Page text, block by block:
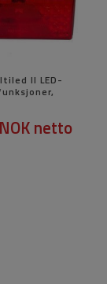
II LED-
netto